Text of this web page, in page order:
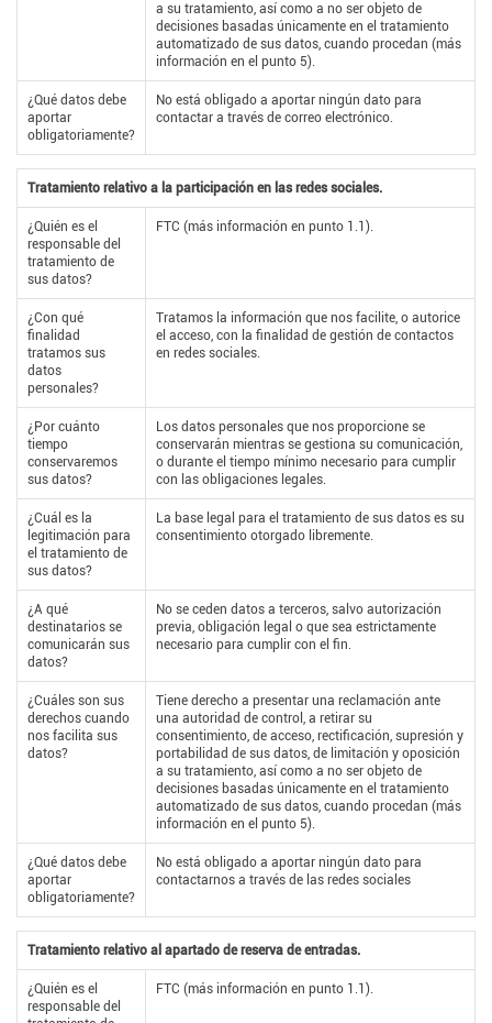
a su tratamiento, así como a no ser objeto de
decisiones basadas únicamente en el tratamiento
automatizado de sus datos, cuando procedan (más
información en el punto 5).
¿Qué datos debe
aportar
obligatoriamente?
No está obligado a aportar ningún dato para
contactar a través de correo electrónico.
Tratamiento relativo a la participación en las redes sociales.
¿Quién es el
responsable del
tratamiento de
sus datos?
FTC (más información en punto 1.1).
¿Con qué
finalidad
tratamos sus
datos
personales?
Tratamos la información que nos facilite, o autorice
el acceso, con la finalidad de gestión de contactos
en redes sociales.
¿Por cuánto
tiempo
conservaremos
sus datos?
Los datos personales que nos proporcione se
conservarán mientras se gestiona su comunicación,
o durante el tiempo mínimo necesario para cumplir
con las obligaciones legales.
¿Cuál es la
legitimación para
el tratamiento de
sus datos?
La base legal para el tratamiento de sus datos es su
consentimiento otorgado libremente.
¿A qué
destinatarios se
comunicarán sus
datos?
No se ceden datos a terceros, salvo autorización
previa, obligación legal o que sea estrictamente
necesario para cumplir con el fin.
¿Cuáles son sus
derechos cuando
nos facilita sus
datos?
Tiene derecho a presentar una reclamación ante
una autoridad de control, a retirar su
consentimiento, de acceso, rectificación, supresión y
portabilidad de sus datos, de limitación y oposición
a su tratamiento, así como a no ser objeto de
decisiones basadas únicamente en el tratamiento
automatizado de sus datos, cuando procedan (más
información en el punto 5).
¿Qué datos debe
aportar
obligatoriamente?
No está obligado a aportar ningún dato para
contactarnos a través de las redes sociales
Tratamiento relativo al apartado de reserva de entradas.
¿Quién es el
responsable del
FTC (más información en punto 1.1).